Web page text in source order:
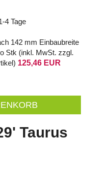
4 Tage
142 mm Einbaubreite
Stk (inkl. MwSt. zzgl.
) 125,46 EUR
Taurus